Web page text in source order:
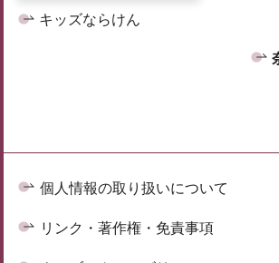
キッズならけん
個人情報の取り扱いについて
リンク・著作権・免責事項